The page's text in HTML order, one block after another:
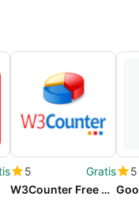
5
Gratis
W3Counter Free Real-Time Web Stats
5